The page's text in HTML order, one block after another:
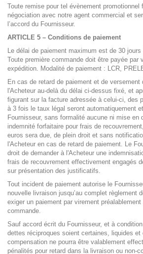
Toute remise pour tel évènement promotionnel
négociation avec notre agent commercial et
l’accord du Fournisseur.
ARTICLE 5 – Conditions de paiement
Le délai de paiement maximum est de 30 jours
Toute première commande doit être payée par
expédition. Modalité de paiement : LCR,
En cas de retard de paiement et de
l'Acheteur au-delà du délai ci-dessus fixé, et
figurant sur la facture adressée à celui-ci, des
à 3 fois le taux légal seront automatiquement
Fournisseur, sans formalité aucune ni mise en
indemnité forfaitaire pour frais de
euros sera due, de plein droit et sans
l'Acheteur en cas de retard de paiement. Le
droit de demander à l'Acheteur une
frais de recouvrement effectivement engagés
sur présentation des justificatifs.
Tout incident de paiement autorise le
nouvelle livraison jusqu’au complet règlement
exiger un paiement par virement
commande.
Sauf accord écrit du Fournisseur, et à
dettes réciproques soient certaines, liquides et
compensation ne pourra être valablement
pénalités pour retard dans la livraison ou non-